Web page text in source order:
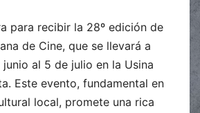
para recibir la 28º edición de
de Cine, que se llevará a
al 5 de julio en la Usina
Este evento, fundamental en
local, promete una rica